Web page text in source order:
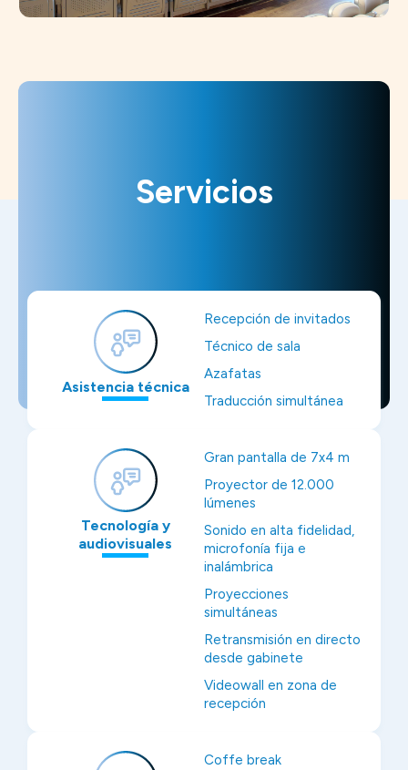
Servicios
Asistencia técnica
Recepción de invitados
Técnico de sala
Azafatas
Traducción simultánea
Tecnología y
audiovisuales
Gran pantalla de 7x4 m
Proyector de 12.000
lúmenes
Sonido en alta fidelidad,
microfonía fija e
inalámbrica
Proyecciones
simultáneas
Retransmisión en directo
desde gabinete
Videowall en zona de
recepción
Coffe break